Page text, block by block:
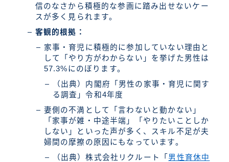
信のなさから積極的な参画に踏み出せないケー
スが多く見られます。
客観的根拠：
家事・育児に積極的に参加していない理由と
して「やり方がわからない」を挙げた男性は
57.3%にのぼります。
（出典）内閣府「男性の家事・育児に関す
る調査」令和4年度
妻側の不満として「言わないと動かない」
「家事が雑・中途半端」「やりたいことしか
しない」といった声が多く、スキル不足が夫
婦間の摩擦の原因にもなっています。
（出典）株式会社リクルート「 男性育休中